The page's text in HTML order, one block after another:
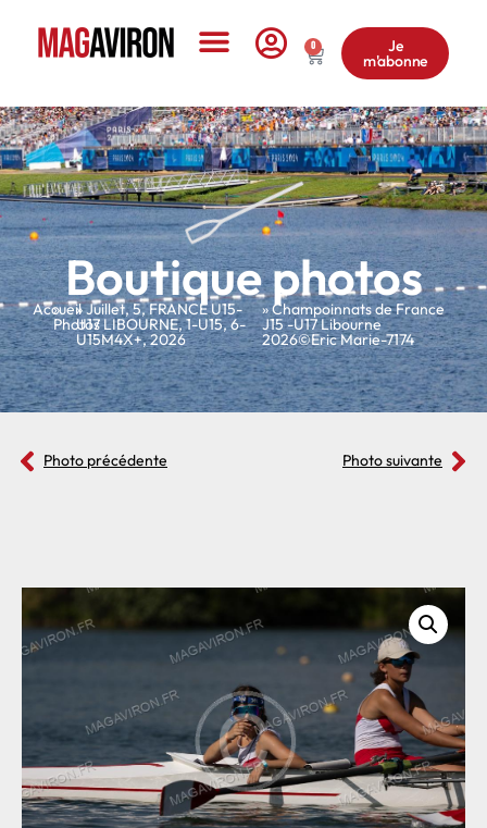
0 Je
m'abonne
Boutique photos
Accueil
»
Photos
»Juillet,5,FRANCE U15-
U17 LIBOURNE,1-U15,6-
U15M4X+,2026
» Champoinnats de France
J15 -U17 Libourne
2026©Eric Marie-7174
Photo précédente Photo suivante